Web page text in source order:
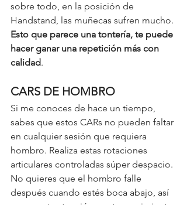
sobre todo, en la posición de
Handstand, las muñecas sufren mucho.
Esto que parece una tontería, te puede
hacer ganar una repetición más con
calidad.
CARS DE HOMBRO
Si me conoces de hace un tiempo,
sabes que estos CARs no pueden faltar
en cualquier sesión que requiera
hombro. Realiza estas rotaciones
articulares controladas súper despacio.
No quieres que el hombro falle
después cuando estés boca abajo, así